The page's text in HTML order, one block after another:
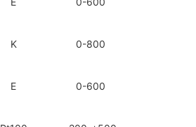
K 0-800
E 0-600